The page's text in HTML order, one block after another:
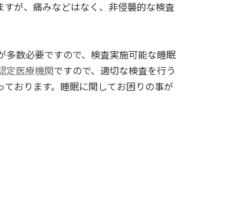
が、痛みなどはなく、非侵襲的な検査
数必要ですので、検査実施可能な睡眠
定医療機関ですので、適切な検査を行う
おります。睡眠に関してお困りの事が